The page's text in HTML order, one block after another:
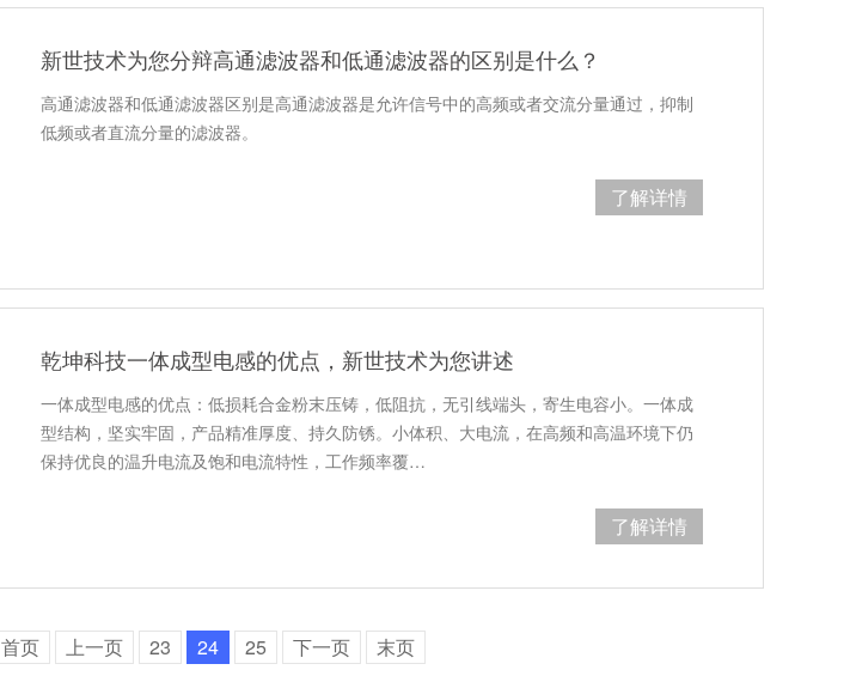
新世技术为您分辩高通滤波器和低通滤波器的区别是什么？
高通滤波器和低通滤波器区别是高通滤波器是允许信号中的高频或者交流分量通过，抑制
低频或者直流分量的滤波器。
了解详情
乾坤科技一体成型电感的优点，新世技术为您讲述
一体成型电感的优点：低损耗合金粉末压铸，低阻抗，无引线端头，寄生电容小。一体成
型结构，坚实牢固，产品精准厚度、持久防锈。小体积、大电流，在高频和高温环境下仍
保持优良的温升电流及饱和电流特性，工作频率覆…
了解详情
首页 上一页 23 24 25 下一页 末页